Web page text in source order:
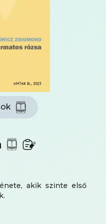
akik szinte első